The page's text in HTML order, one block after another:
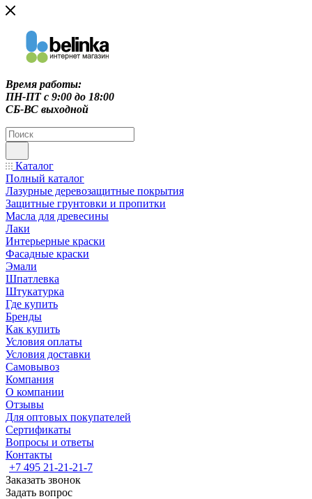
Время работы:
ПН-ПТ c 9:00 до 18:00
СБ-ВС выходной
Каталог
Полный каталог
Лазурные деревозащитные покрытия
Защитные грунтовки и пропитки
Масла для древесины
Лаки
Интерьерные краски
Фасадные краски
Эмали
Шпатлевка
Штукатурка
Где купить
Бренды
Как купить
Условия оплаты
Условия доставки
Самовывоз
Компания
О компании
Отзывы
Для оптовых покупателей
Сертификаты
Вопросы и ответы
Контакты
+7 495 21-21-21-7
Заказать звонок
Задать вопрос